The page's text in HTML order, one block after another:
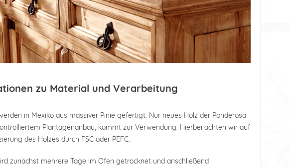
zu Material und Verarbeitung
in Mexiko aus massiver Pinie gefertigt. Nur neues Holz der Ponderosa
Plantagenanbau, kommt zur Verwendung. Hierbei achten wir auf
des Holzes durch FSC oder PEFC.
zunächst mehrere Tage im Ofen getrocknet und anschließend